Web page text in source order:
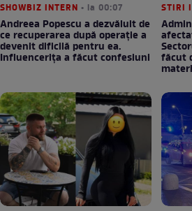
SHOWBIZ INTERN • la 00:07
Andreea Popescu a dezvăluit de
ce recuperarea după operație a
devenit dificilă pentru ea.
Influencerița a făcut confesiuni
STIRI
făcut